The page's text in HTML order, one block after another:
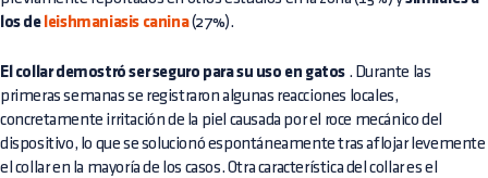
los de leishmaniasis canina(27%).
El collar demostró ser seguro para su uso en gatos . Durante las
primeras semanas se registraron algunas reacciones locales,
concretamente irritación de la piel causada por el roce mecánico del
dispositivo, lo que se solucionó espontáneamente tras aflojar levemente
el collar en la mayoría de los casos. Otra característica del collar es el